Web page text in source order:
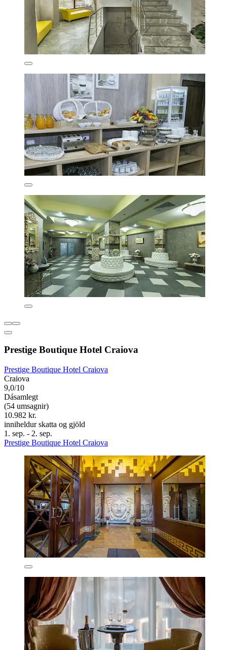
Prestige Boutique Hotel Craiova
Prestige Boutique Hotel Craiova
Craiova
9,0/10
Dásamlegt
(54 umsagnir)
10.982 kr.
inniheldur skatta og gjöld
1. sep. - 2. sep.
Prestige Boutique Hotel Craiova